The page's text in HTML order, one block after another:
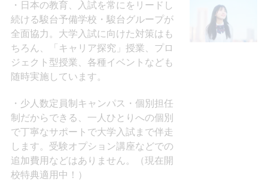
日本の教育、入試を常にをリードし
続ける駿台予備学校・駿台グループが
全面協力。大学入試に向けた対策はも
ちろん、「キャリア探究」授業、プロ
ジェクト型授業、各種イベントなども
随時実施しています。
少人数定員制キャンパス・個別担任
制だからできる、一人ひとりへの個別
で丁寧なサポートで大学入試まで伴走
します。受験オプション講座などでの
追加費用などはありません。（現在開
校特典適用中！）